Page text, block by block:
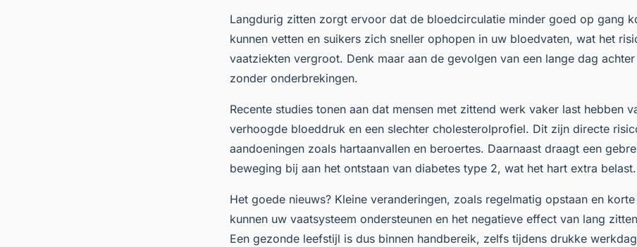
Langdurig zitten zorgt ervoor dat de bloedcirculatie minder goed op gang
kunnen vetten en suikers zich sneller ophopen in uw bloedvaten, wat het
vaatziekten vergroot. Denk maar aan de gevolgen van een lange dag
zonder onderbrekingen.
Recente studies tonen aan dat mensen met zittend werk vaker last hebben
verhoogde bloeddruk en een slechter cholesterolprofiel. Dit zijn directe
aandoeningen zoals hartaanvallen en beroertes. Daarnaast draagt een
beweging bij aan het ontstaan van diabetes type 2, wat het hart extra belast.
Het goede nieuws? Kleine veranderingen, zoals regelmatig opstaan en
kunnen uw vaatsysteem ondersteunen en het negatieve effect van lang
Een gezonde leefstijl is dus binnen handbereik, zelfs tijdens drukke